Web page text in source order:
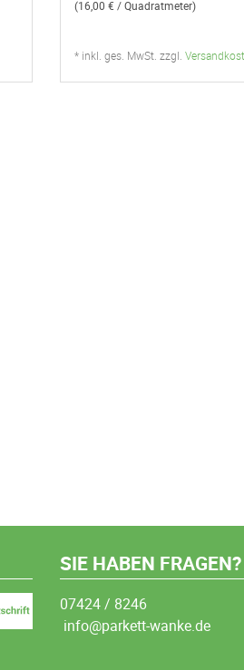
(16,00 € / Quadratmeter)
* inkl. ges. MwSt. zzgl.
SIE HABEN FRAGEN?
07424 / 8246
info@parkett-wanke.de